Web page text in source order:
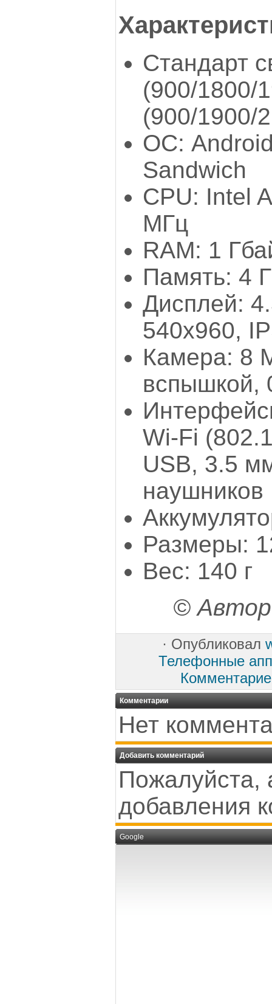
Стандарт
(900/1800/
(900/1900/
ОС:
Sandwich
CPU: Intel
МГц
RAM: 1
Память: 4
Дисплей:
540x960,
Камера: 8
вспышкой,
Wi-Fi
USB, 3.5
наушников
Размеры:
Вес: 140 г
©
· Опубликовал
Телефонные
Комментарии
Нет
Добавить комментарий
Пожалуйста,
добавления
Google